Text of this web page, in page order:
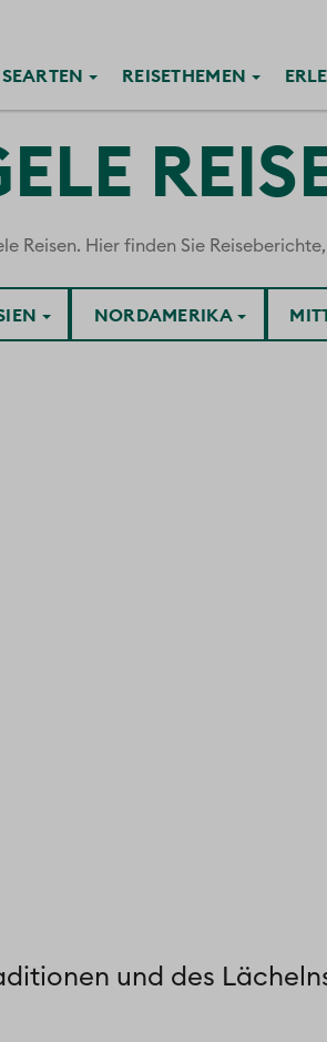
ARTEN REISETHEMEN
Reisen. Hier finden Sie
NORDAMERIKA
und des